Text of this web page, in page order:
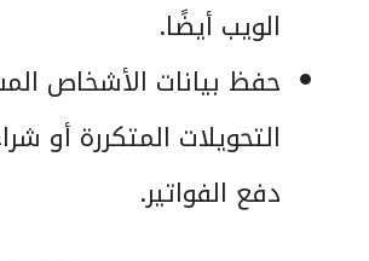
الويب أيضًا.
حفظ بيانات الأشخاص
التحويلات المتكررة أو
دفع الفواتير.